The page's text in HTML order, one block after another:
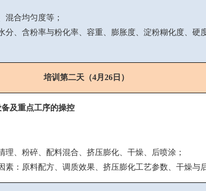
混合均匀度等；
分、含粉率与粉化率、容重、膨胀度、淀粉糊化度、
培训第二天（4月26日）
及重点工序的操控
、粉碎、配料混合、挤压膨化、干燥、后喷涂；
素：原料配方、调质效果、挤压膨化工艺参数、干燥与